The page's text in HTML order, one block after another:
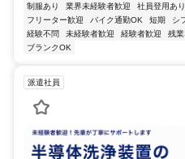
制服あり 業界未経験者歓迎 社員登用あり
フリーター歓迎
バイク通勤OK 短期 シ
経験不問
未経験者歓迎 経験者歓迎 残業
ブランクOK
派遣社員